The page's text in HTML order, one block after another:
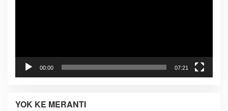
00:00 07:21
YOK KE MERANTI